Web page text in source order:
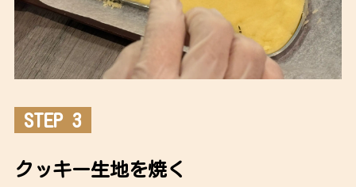
STEP 3
クッキー生地を焼く